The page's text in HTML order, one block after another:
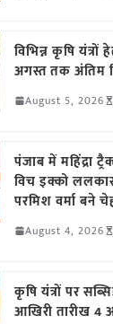
विभिन्न कृषि
अगस्त तक अंतिम
August 5, 2026
पंजाब में महिंद्रा
विच इक्को
परमिश वर्मा बने
August 4, 2026
कृषि यंत्रों पर
आखिरी तारीख 4